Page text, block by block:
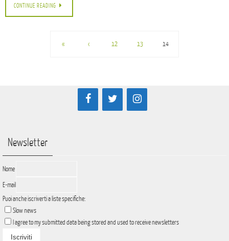
CONTINUE READING
« ‹ 12 13 14
Newsletter
Nome
E-mail
Puoi anche iscriverti a liste specifiche:
Slow news
I agree to my submitted data being stored and used to receive newsletters